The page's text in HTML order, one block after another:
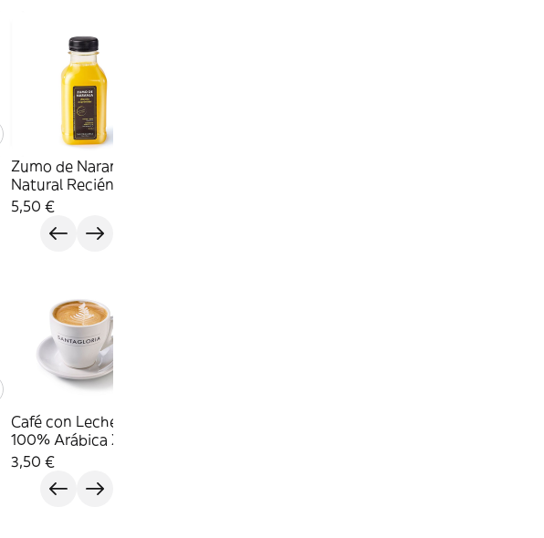
Zumo de Naranja
Natural Recién
Exprimido 330 ml
5,50 €
Café con Leche
100% Arábica XXL
3,50 €